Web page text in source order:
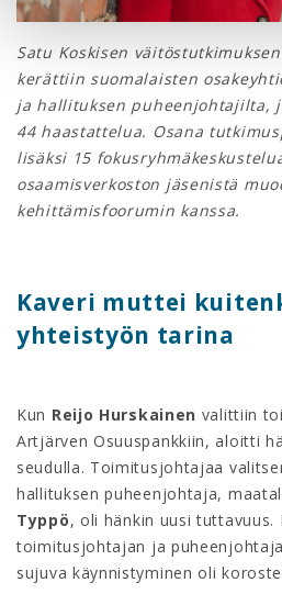
Satu Koskisen
kerättiin suomalaisten
ja hallituksen puheenjohtajilta,
44 haastattelua. Osana
lisäksi 15
osaamisverkoston jäsenistä
kehittämisfoorumin kanssa.
Kaveri muttei
yhteistyön tarina
Kun Reijo Hurskainen valittiin
Artjärven Osuuspankkiin, aloitti
seudulla. Toimitusjohtajaa
hallituksen puheenjohtaja,
Typpö, oli hänkin uusi
toimitusjohtajan ja
sujuva käynnistyminen oli